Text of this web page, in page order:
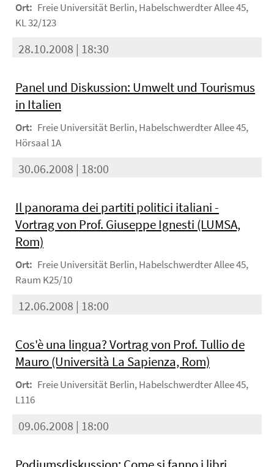
Ort: Freie Universität Berlin, Habelschwerdter Allee 45,
KL 32/123
28.10.2008 | 18:30
Panel und Diskussion: Umwelt und Tourismus
in Italien
Ort: Freie Universität Berlin, Habelschwerdter Allee 45,
Hörsaal 1A
30.06.2008 | 18:00
Il panorama dei partiti politici italiani -
Vortrag von Prof. Giuseppe Ignesti (LUMSA,
Rom)
Ort: Freie Universität Berlin, Habelschwerdter Allee 45,
Raum K25/10
12.06.2008 | 18:00
Cos'è una lingua? Vortrag von Prof. Tullio de
Mauro (Università La Sapienza, Rom)
Ort: Freie Universität Berlin, Habelschwerdter Allee 45,
L116
09.06.2008 | 18:00